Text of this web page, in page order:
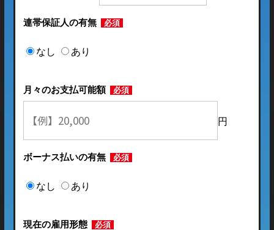
連帯保証人の有無 必須
なし あり
月々のお支払可能額 必須
円
ボーナス払いの有無 必須
なし あり
現在の雇用形態 必須